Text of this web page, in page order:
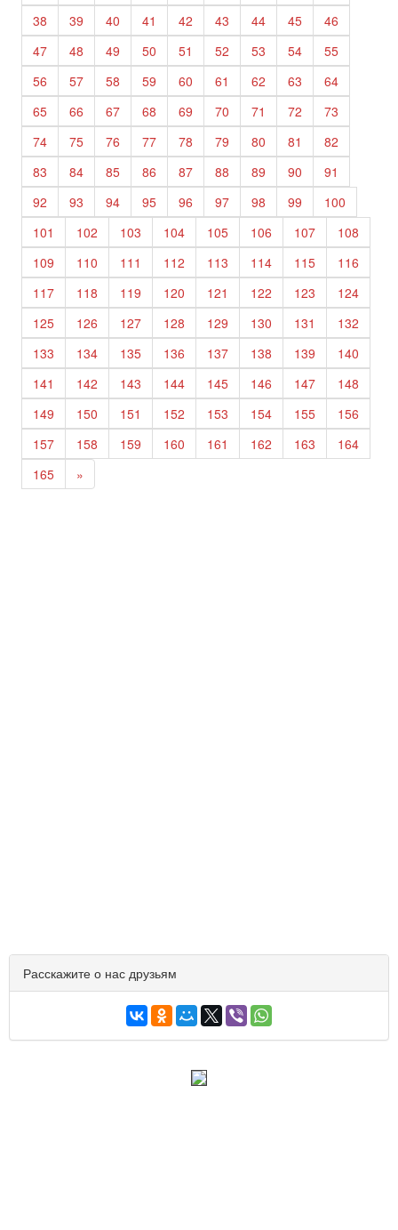
38
39 40 41 42 43 44 45
46
47
48 49 50 51 52 53 54
55
56
57 58 59 60 61 62 63
64
65
66 67 68 69 70 71 72
73
74
75 76 77 78 79 80 81
82
83
84 85 86 87 88 89 90
91
92
93 94 95 96 97 98 99
100
101
102 103 104 105 106 107
108
109
110 111 112 113 114 115
116
117
118 119 120 121 122 123
124
125
126 127 128 129 130 131
132
133
134 135 136 137 138 139
140
141
142 143 144 145 146 147
148
149
150 151 152 153 154 155
156
157
158 159 160 161 162 163
164
165
»
Расскажите о нас друзьям